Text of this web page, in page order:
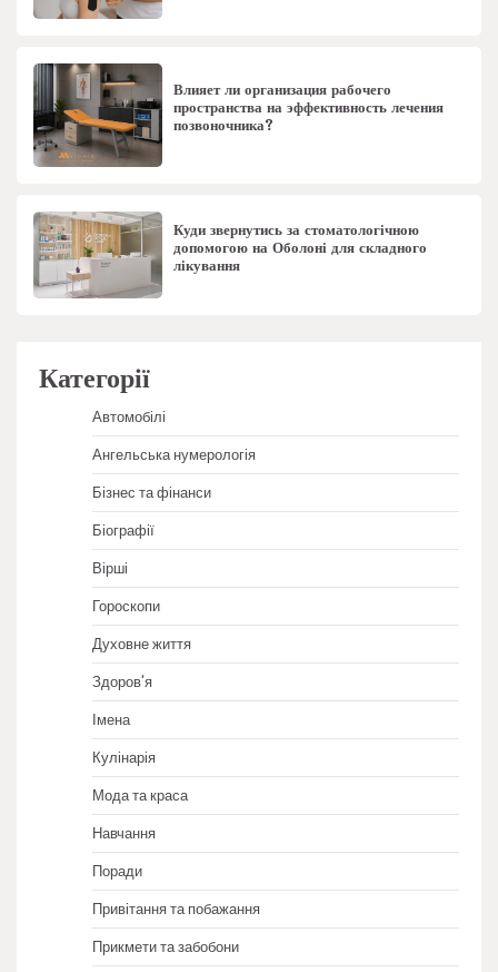
Влияет ли организация рабочего
пространства на эффективность лечения
позвоночника?
Куди звернутись за стоматологічною
допомогою на Оболоні для складного
лікування
Категорії
Автомобілі
Ангельська нумерологія
Бізнес та фінанси
Біографії
Вірші
Гороскопи
Духовне життя
Здоров'я
Імена
Кулінарія
Мода та краса
Навчання
Поради
Привітання та побажання
Прикмети та забобони